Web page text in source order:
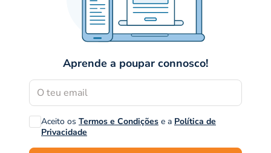
Aprende a poupar connosco!
Aceito os Termos e Condições e a Política de
Privacidade